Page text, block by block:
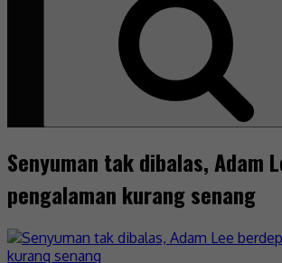
Senyuman tak dibalas, Adam
pengalaman kurang senang